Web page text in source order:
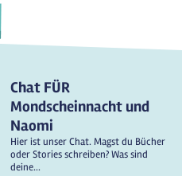
Chat FÜR
Mondscheinnacht und
Naomi
Hier ist unser Chat. Magst du Bücher
oder Stories schreiben? Was sind
deine...